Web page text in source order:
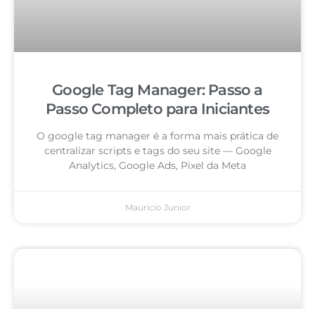
Google Tag Manager: Passo a
Passo Completo para Iniciantes
O google tag manager é a forma mais prática de
centralizar scripts e tags do seu site — Google
Analytics, Google Ads, Pixel da Meta
Mauricio Junior